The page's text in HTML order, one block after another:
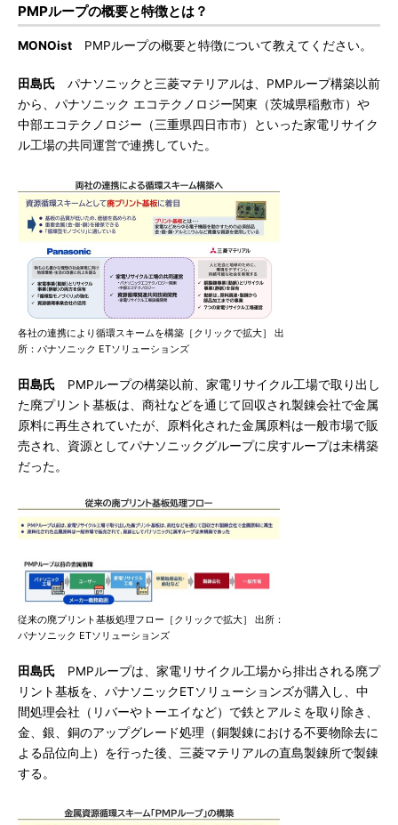
PMPループの概要と特徴とは？
MONOist PMPループの概要と特徴について教えてください。
田島氏 パナソニックと三菱マテリアルは、PMPループ構築以前
から、パナソニック エコテクノロジー関東（茨城県稲敷市）や
中部エコテクノロジー（三重県四日市市）といった家電リサイク
ル工場の共同運営で連携していた。
各社の連携により循環スキームを構築［クリックで拡大］ 出
所：パナソニック ETソリューションズ
田島氏 PMPループの構築以前、家電リサイクル工場で取り出し
た廃プリント基板は、商社などを通じて回収され製錬会社で金属
原料に再生されていたが、原料化された金属原料は一般市場で販
売され、資源としてパナソニックグループに戻すループは未構築
だった。
従来の廃プリント基板処理フロー［クリックで拡大］ 出所：
パナソニック ETソリューションズ
田島氏 PMPループは、家電リサイクル工場から排出される廃プ
リント基板を、パナソニックETソリューションズが購入し、中
間処理会社（リバーやトーエイなど）で鉄とアルミを取り除き、
金、銀、銅のアップグレード処理（銅製錬における不要物除去に
よる品位向上）を行った後、三菱マテリアルの直島製錬所で製錬
する。